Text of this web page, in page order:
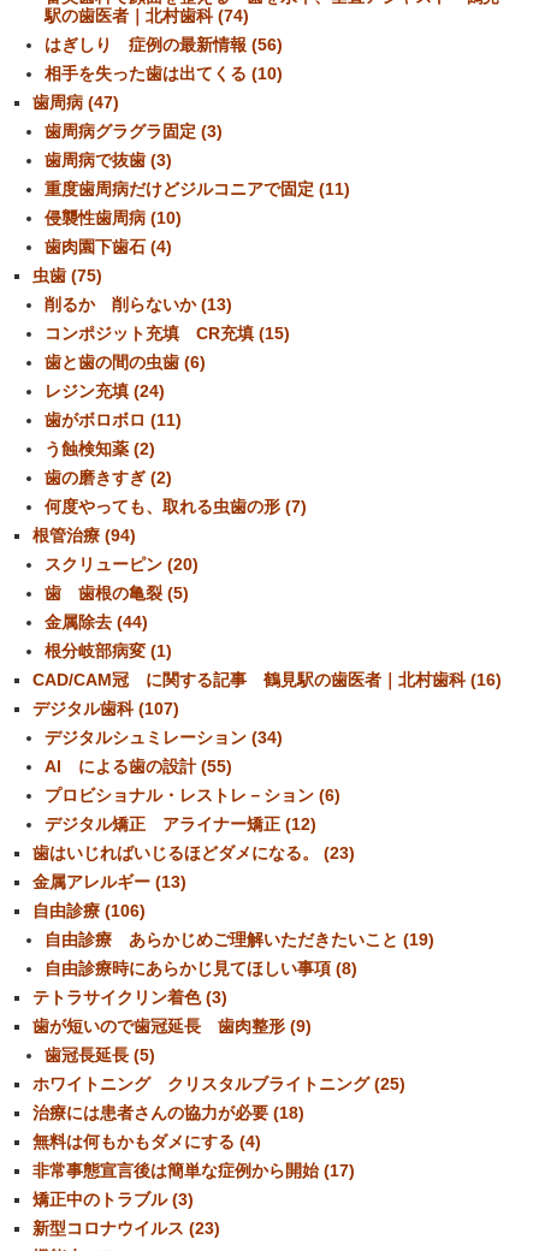
駅の歯医者｜北村歯科 (74)
はぎしり 症例の最新情報 (56)
相手を失った歯は出てくる (10)
歯周病 (47)
歯周病グラグラ固定 (3)
歯周病で抜歯 (3)
重度歯周病だけどジルコニアで固定 (11)
侵襲性歯周病 (10)
歯肉園下歯石 (4)
虫歯 (75)
削るか 削らないか (13)
コンポジット充填 CR充填 (15)
歯と歯の間の虫歯 (6)
レジン充填 (24)
歯がボロボロ (11)
う蝕検知薬 (2)
歯の磨きすぎ (2)
何度やっても、取れる虫歯の形 (7)
根管治療 (94)
スクリューピン (20)
歯 歯根の亀裂 (5)
金属除去 (44)
根分岐部病変 (1)
CAD/CAM冠 に関する記事 鶴見駅の歯医者｜北村歯科 (16)
デジタル歯科 (107)
デジタルシュミレーション (34)
AI による歯の設計 (55)
プロビショナル・レストレ－ション (6)
デジタル矯正 アライナー矯正 (12)
歯はいじればいじるほどダメになる。 (23)
金属アレルギー (13)
自由診療 (106)
自由診療 あらかじめご理解いただきたいこと (19)
自由診療時にあらかじ見てほしい事項 (8)
テトラサイクリン着色 (3)
歯が短いので歯冠延長 歯肉整形 (9)
歯冠長延長 (5)
ホワイトニング クリスタルブライトニング (25)
治療には患者さんの協力が必要 (18)
無料は何もかもダメにする (4)
非常事態宣言後は簡単な症例から開始 (17)
矯正中のトラブル (3)
新型コロナウイルス (23)